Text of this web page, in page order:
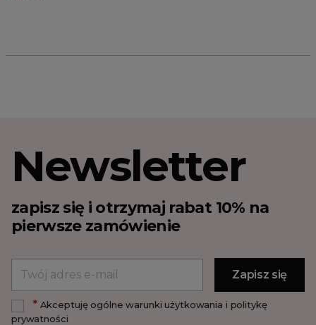
Newsletter
zapisz się i otrzymaj rabat 10% na
pierwsze zamówienie
*Akceptuję ogólne warunki użytkowania i politykę
prywatności